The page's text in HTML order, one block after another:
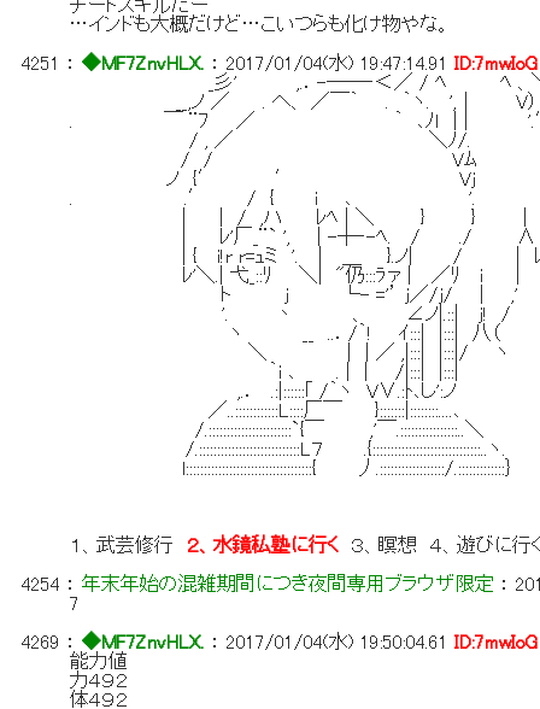
チートスキルだー
…インドも大概だけど…こいつらも化け物やな。
4251
：◆MF7ZnvHLX. ：2017/01/04(水) 19:47:14.91
_彡' ,.．-──‐＜／ / ﾍ ﾍ 、
__,ノ ／ . へ、 ／￣｀ . ｀ヽ. ',│ V）
. ￣ ¨ﾌ ／ ｀ ､ﾉｌ | |
/ , ／ ＼ﾉ/.
/ / Vﾑ
ノ {′ ′ Vj ト ､
. .′ / { i ､ '. ',
| | / ,ハ ﾚﾍ | ＼ } } │
| ﾚ'厂_¨` ', | -┼‐-ﾍ. / ./ ∧
| { i!r r=ｭミ '. | ＿ }.ノ| / |
ﾚ'＼.| 弋_::ﾘ ＼| "仍:::ﾗァ | ／ﾘ i |
ト j └- ='’ j／/j/ | ,'
'. 丶 、 ∠ノ|.::| j! / さすがの主人
ヽ __ ..．/｀! ｲ:::| |:::| 八（
＼ | | ／ ,|:::| |:::|/ ヽ し
｀i ､ . | | /|:::| |:::|
,.． .:|::::::｢ /｀ヽ V∨.:ﾄ､し':ノ
／..::::::::::::L::::厂￣ }:::::::|::::::::....､
/.:::::::::::::::::::::::`{￣ ,'￣.::::::::::::::::..＼
/.::::::::::::::::::::::::::::L７ .{::::::::::::::::::::::::::::::..ヽ.
l:::::::::::::::::::::::::::::::::::{ 丿.::::::::::::::::::/.:::::::::::::｝
１、武芸修行 ２、水鏡私塾に行く ３、瞑想 ４、遊びに
4254 ：年末年始の混雑期間につき夜間専用ブラウザ限定 ：
7
4269 ：◆MF7ZnvHLX. ：2017/01/04(水) 19:50:04.61
能力値
力４９２
体４９２